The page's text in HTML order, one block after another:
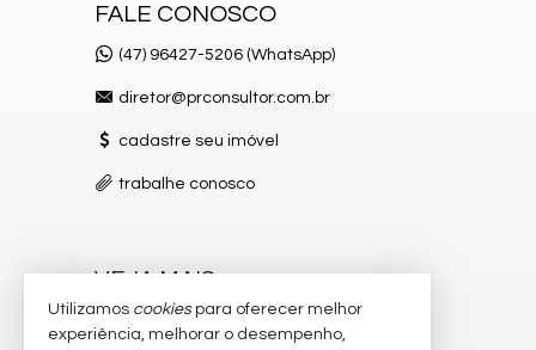
FALE CONOSCO
(47) 96427-5206 (WhatsApp)
diretor@prconsultor.com.br
cadastre seu imóvel
trabalhe conosco
VEJA MAIS
receba nosso newsletter
Utilizamos cookiespara oferecer melhor
experiência, melhorar o desempenho,